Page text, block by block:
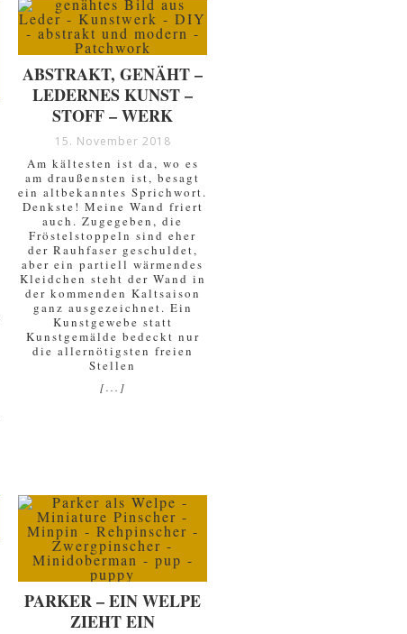
ABSTRAKT, GENÄHT –
LEDERNES KUNST –
STOFF – WERK
15. November 2018
Am kältesten ist da, wo es
am draußensten ist, besagt
ein altbekanntes Sprichwort.
Denkste! Meine Wand friert
auch. Zugegeben, die
Fröstelstoppeln sind eher
der Rauhfaser geschuldet,
aber ein partiell wärmendes
Kleidchen steht der Wand in
der kommenden Kaltsaison
ganz ausgezeichnet. Ein
Kunstgewebe statt
Kunstgemälde bedeckt nur
die allernötigsten freien
Stellen
[...]
PARKER – EIN WELPE
ZIEHT EIN